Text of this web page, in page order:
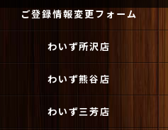
ご登録情報変更フォーム
わいず所沢店
わいず熊谷店
わいず三芳店